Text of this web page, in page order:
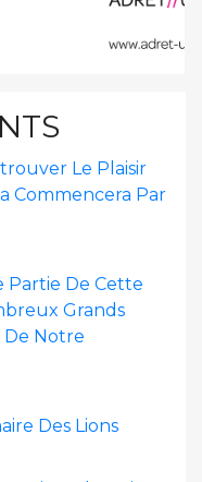
Le Plaisir
Commencera Par
Partie De Cette
Grands
De Notre
Des Lions